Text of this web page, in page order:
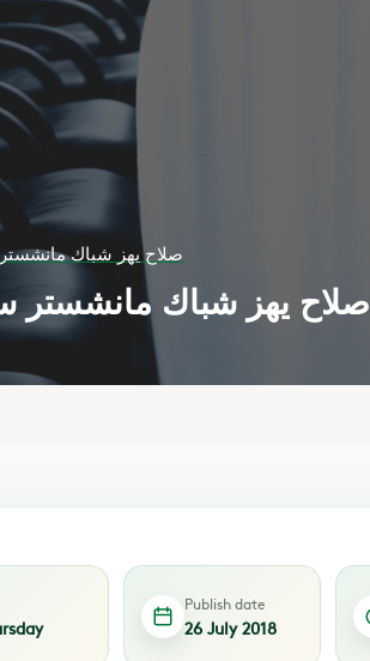
صلاح يهز شباك
صلاح يهز شباك مانشستر
Publish date
26 July 2018